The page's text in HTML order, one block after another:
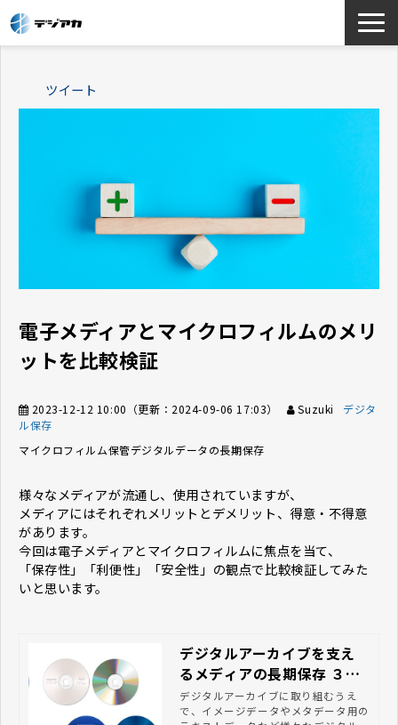
ツイート
電子メディアとマイクロフィルムのメリ
ットを比較検証
2023-12-12 10:00 （更新： 2024-09-06 17:03） Suzuki
デジタ
ル保存
マイクロフィルム保管デジタルデータの長期保存
様々なメディアが流通し、使用されていますが、
メディアにはそれぞれメリットとデメリット、得意・不得意
があります。
今回は電子メディアとマイクロフィルムに焦点を当て、
「保存性」「利便性」「安全性」の観点で比較検証してみた
いと思います。
デジタルアーカイブを支え
るメディアの長期保存 ３つ
のポイント
デジタルアーカイブに取り組むうえ
で、イメージデータやメタデータ用の